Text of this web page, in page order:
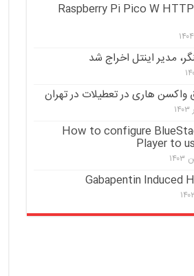
Raspberry Pi Pico W
مدیر اینتل اخراج شد
واکسن هاری در تعطیلات در تهران
How to configure
Player to
Gabapentin Induced